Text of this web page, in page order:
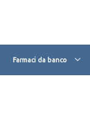
Farmaci da banco